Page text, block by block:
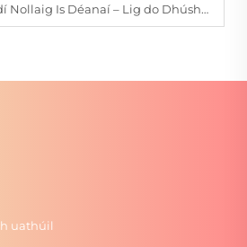
Déanaí – Lig do Dhúshlánnaí Bog Dícheall a Chur ar Do Crann Nollaig
uathúil